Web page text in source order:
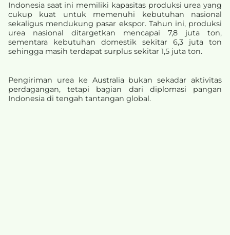
Indonesia saat ini memiliki kapasitas produksi urea yang
cukup kuat untuk memenuhi kebutuhan nasional
sekaligus mendukung pasar ekspor. Tahun ini, produksi
urea nasional ditargetkan mencapai 7,8 juta ton,
sementara kebutuhan domestik sekitar 6,3 juta ton
sehingga masih terdapat surplus sekitar 1,5 juta ton.
Pengiriman urea ke Australia bukan sekadar aktivitas
perdagangan, tetapi bagian dari diplomasi pangan
Indonesia di tengah tantangan global.